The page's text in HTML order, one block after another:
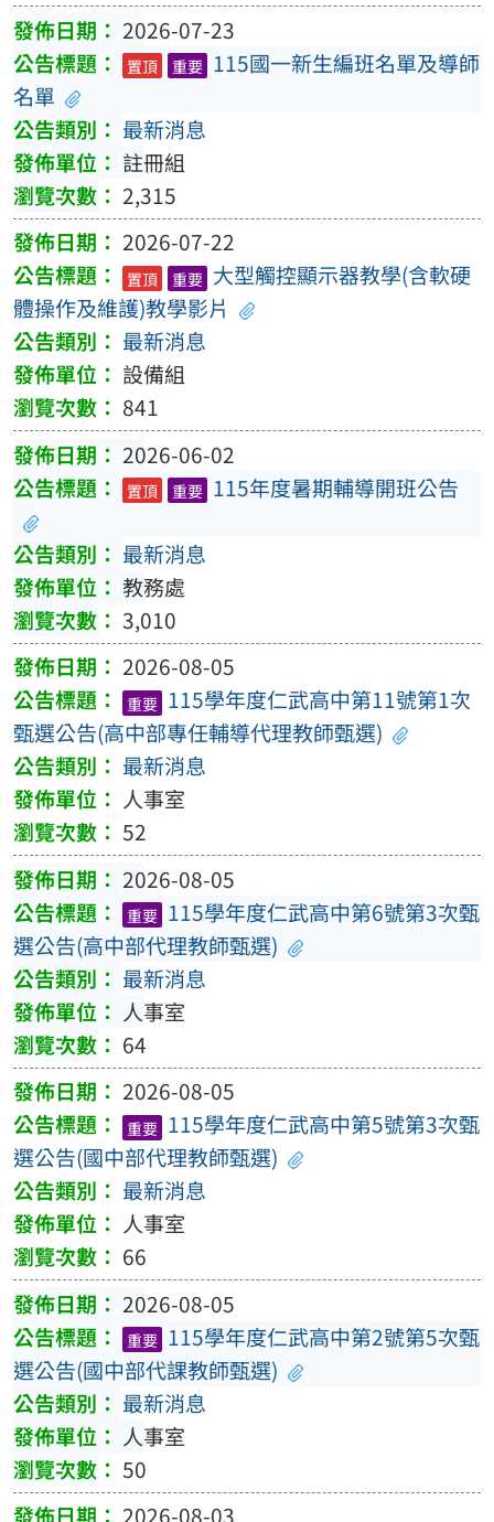
2026-07-23
置頂 重要 115國一新生編班名單及導師
名單
最新消息
註冊組
2,315
2026-07-22
置頂 重要 大型觸控顯示器教學(含軟硬
體操作及維護)教學影片
最新消息
設備組
841
2026-06-02
置頂 重要 115年度暑期輔導開班公告
最新消息
教務處
3,010
2026-08-05
重要 115學年度仁武高中第11號第1次
甄選公告(高中部專任輔導代理教師甄選)
最新消息
人事室
52
2026-08-05
重要 115學年度仁武高中第6號第3次甄
選公告(高中部代理教師甄選)
最新消息
人事室
64
2026-08-05
重要 115學年度仁武高中第5號第3次甄
選公告(國中部代理教師甄選)
最新消息
人事室
66
2026-08-05
重要 115學年度仁武高中第2號第5次甄
選公告(國中部代課教師甄選)
最新消息
人事室
50